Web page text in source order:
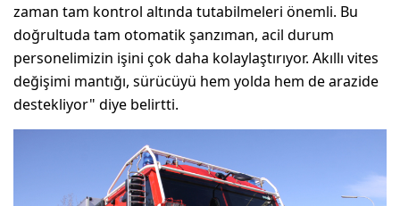
zaman tam kontrol altında tutabilmeleri önemli. Bu
doğrultuda tam otomatik şanzıman, acil durum
personelimizin işini çok daha kolaylaştırıyor. Akıllı vites
değişimi mantığı, sürücüyü hem yolda hem de arazide
destekliyor" diye belirtti.